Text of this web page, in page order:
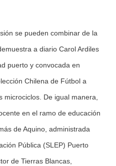
se pueden combinar de la
a diario Carol Ardiles
puerto y convocada en
Chilena de Fútbol a
microciclos. De igual manera,
en el ramo de educación
de Aquino, administrada
Pública (SLEP) Puerto
de Tierras Blancas,